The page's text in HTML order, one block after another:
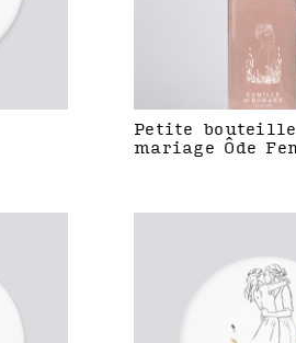
Petite bouteille
mariage Ôde